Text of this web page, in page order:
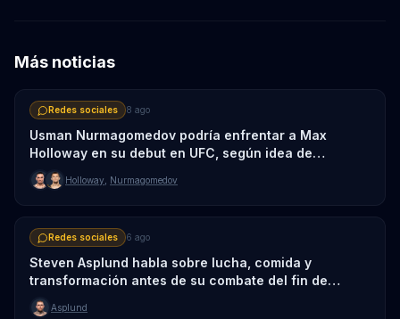
Más noticias
Redes sociales 8 ago
Usman Nurmagomedov podría enfrentar a Max
Holloway en su debut en UFC, según idea de
enfrentamientos
Holloway Nurmagomedov
Redes sociales 6 ago
Steven Asplund habla sobre lucha, comida y
transformación antes de su combate del fin de
semana
Asplund